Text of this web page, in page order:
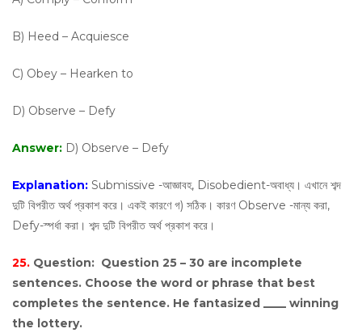
B) Heed – Acquiesce
C) Obey – Hearken to
D) Observe – Defy
Answer: D) Observe – Defy
Explanation: Submissive -আজ্ঞাবহ, Disobedient-অবাধ্য। এখানে শব্দ
দুটি বিপরীত অর্থ প্রকাশ করে। একই কারণে গ) সঠিক। কারণ Observe -মান্য করা,
Defy-স্পর্ধা করা। শব্দ দুটি বিপরীত অর্থ প্রকাশ করে।
25. Question: Question 25 – 30 are incomplete
sentences. Choose the word or phrase that best
completes the sentence. He fantasized ____ winning
the lottery.